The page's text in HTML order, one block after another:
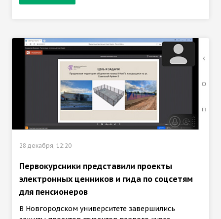
28 декабря, 12:20
Первокурсники представили проекты
электронных ценников и гида по соцсетям
для пенсионеров
В Новгородском университете завершились